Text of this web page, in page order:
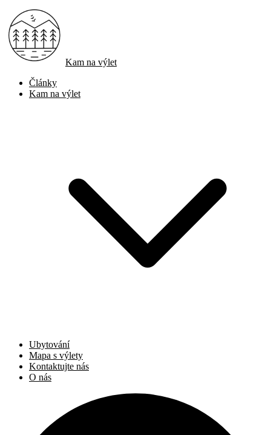
Kam na výlet
Články
Kam na výlet
Ubytování
Mapa s výlety
Kontaktujte nás
O nás